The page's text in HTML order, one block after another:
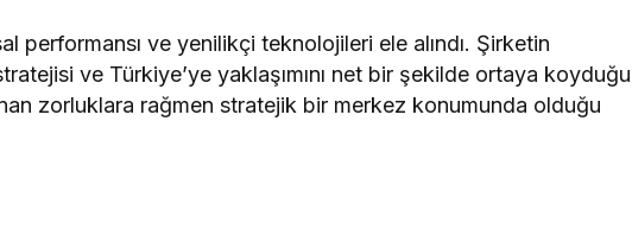
performansı ve yenilikçi teknolojileri ele alındı. Şirketin
ve Türkiye’ye yaklaşımını net bir şekilde ortaya koyduğu
zorluklara rağmen stratejik bir merkez konumunda olduğu